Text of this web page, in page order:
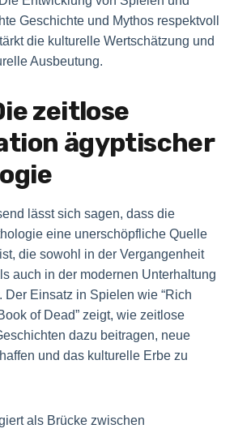
Geschichte und Mythos respektvoll
die kulturelle Wertschätzung und
Ausbeutung.
zeitlose
ägyptischer
lässt sich sagen, dass die
eine unerschöpfliche Quelle
die sowohl in der Vergangenheit
auch in der modernen Unterhaltung
Der Einsatz in Spielen wie “Rich
of Dead” zeigt, wie zeitlose
dazu beitragen, neue
und das kulturelle Erbe zu
als Brücke zwischen